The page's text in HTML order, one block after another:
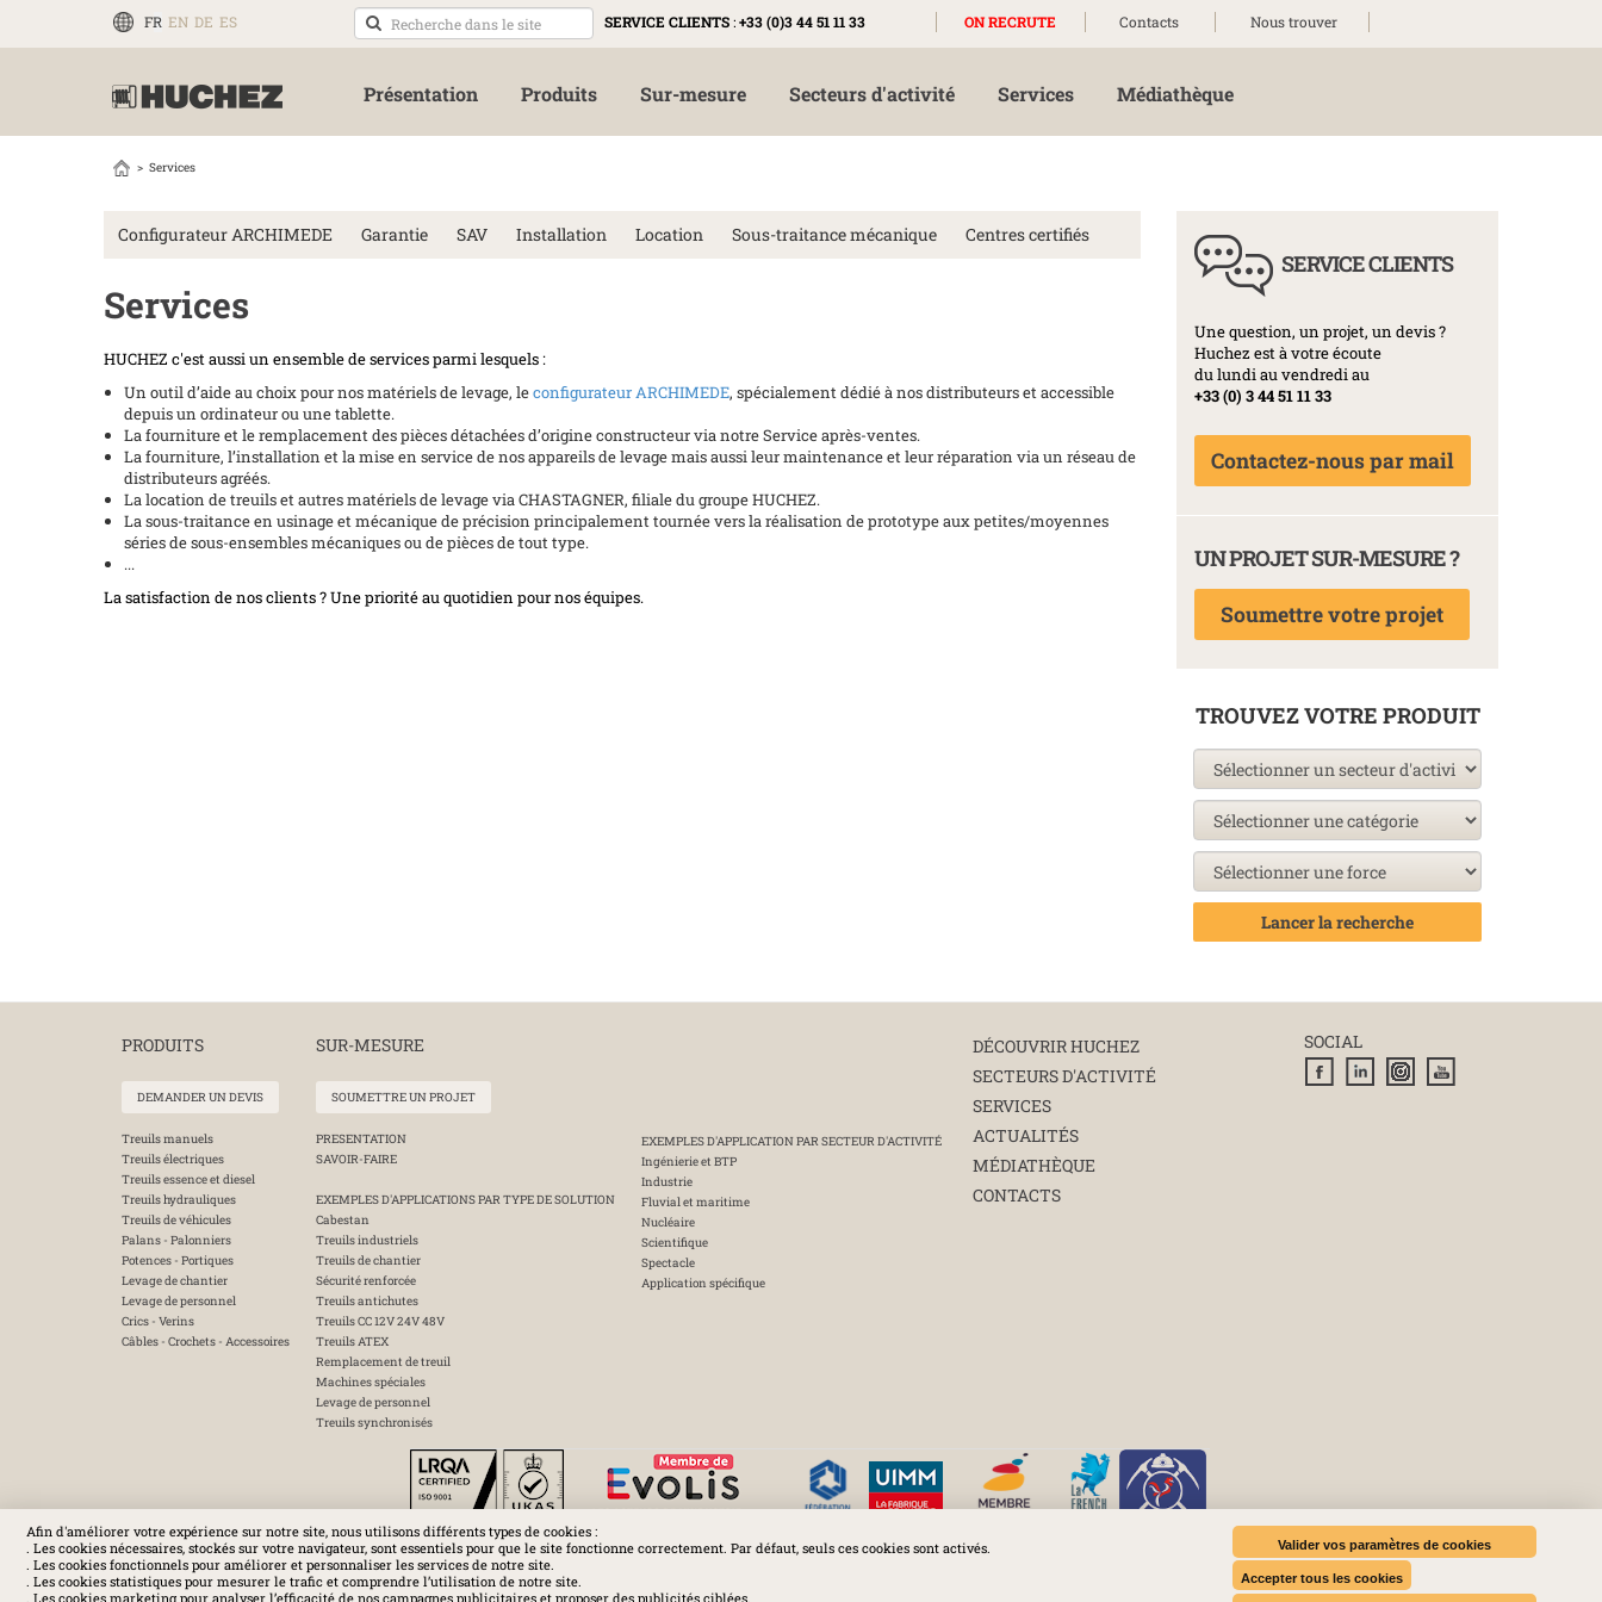
Afin d'améliorer votre expérience sur notre site, nous utilisons différents types de cookies :
. Les cookies nécessaires, stockés sur votre navigateur, sont essentiels pour que le site fonctionne correctement. Par défaut, seuls ces cookies sont activés.
. Les cookies fonctionnels pour améliorer et personnaliser les services de notre site.
. Les cookies statistiques pour mesurer le trafic et comprendre l’utilisation de notre site.
. Les cookies marketing pour analyser l’efficacité de nos campagnes publicitaires et proposer des publicités ciblées.
Valider vos paramètres de cookies
Accepter tous les cookies
FR EN DE ES SERVICE CLIENTS:+33 (0)3 44 51 11 33 ON RECRUTE Contacts Nous trouver
Présentation Produits Sur-mesure Secteurs d'activité Services Médiathèque
Services
Configurateur ARCHIMEDE Garantie SAV Installation Location Sous-traitance mécanique Centres certifiés
Services
HUCHEZ c'est aussi un ensemble de services parmi lesquels :
Un outil d’aide au choix pour nos matériels de levage, leconfigurateur ARCHIMEDE, spécialement dédié à nos distributeurs et accessible
depuis un ordinateur ou une tablette.
La fourniture et le remplacement des pièces détachées d’origine constructeur via notre Service après-ventes.
La fourniture, l’installation et la mise en service de nos appareils de levage mais aussi leur maintenance et leur réparation via un réseau de
distributeurs agréés.
La location de treuils et autres matériels de levage via CHASTAGNER, filiale du groupe HUCHEZ.
La sous-traitance en usinage et mécanique de précision principalement tournée vers la réalisation de prototype aux petites/moyennes
séries de sous-ensembles mécaniques ou de pièces de tout type.
...
La satisfaction de nos clients ? Une priorité au quotidien pour nos équipes.
SERVICE CLIENTS
Une question, un projet, un devis ?
Huchez est à votre écoute
du lundi au vendredi au
+33 (0) 3 44 51 11 33
Contactez-nous par mail
UN PROJET SUR-MESURE ?
Soumettre votre projet
TROUVEZ VOTRE PRODUIT
Lancer la recherche
PRODUITS
DEMANDER UN DEVIS
Treuils manuels
Treuils électriques
Treuils essence et diesel
Treuils hydrauliques
Treuils de véhicules
Palans - Palonniers
Potences - Portiques
Levage de chantier
Levage de personnel
Crics - Verins
Câbles - Crochets - Accessoires
SUR-MESURE
SOUMETTRE UN PROJET
PRESENTATION
SAVOIR-FAIRE
EXEMPLES D'APPLICATIONS PAR TYPE DE SOLUTION
Cabestan
Treuils industriels
Treuils de chantier
Sécurité renforcée
Treuils antichutes
Treuils CC 12V 24V 48V
Treuils ATEX
Remplacement de treuil
Machines spéciales
Levage de personnel
Treuils synchronisés
EXEMPLES D'APPLICATION PAR SECTEUR D'ACTIVITÉ
Ingénierie et BTP
Industrie
Fluvial et maritime
Nucléaire
Scientifique
Spectacle
Application spécifique
DÉCOUVRIR HUCHEZ
SECTEURS D'ACTIVITÉ
SERVICES
ACTUALITÉS
MÉDIATHÈQUE
CONTACTS
SOCIAL